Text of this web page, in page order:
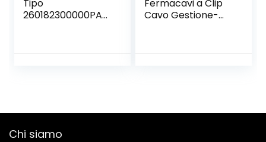
Tipo
260182300000PAS
Fermacavi a Clip
Cavo Gestione-
Chi siamo